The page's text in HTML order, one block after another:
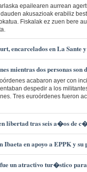
epailearen aurrean
akusazioak erabiliz
Fiskalak ez zuen bere
encarcelados en La Sante
mientras dos personas son
acabaron ayer con
despedir a los
Tres euroórdenes fueron
libertad tras seis a�os de
Ibaeta en apoyo a EPPK y
un atractivo tur�stico